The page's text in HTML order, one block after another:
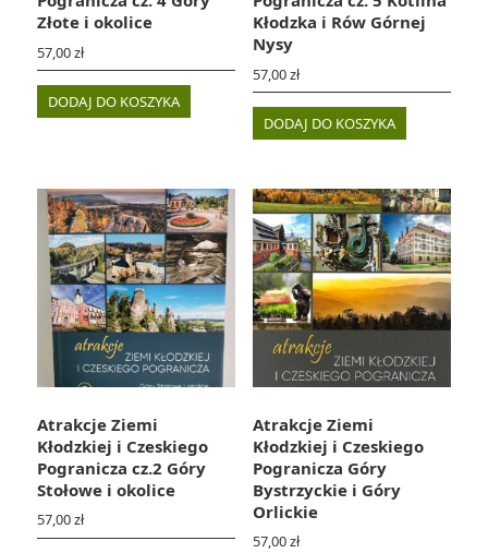
Złote i okolice
57,00zł
DODAJ DO KOSZYKA
Kłodzka i Rów Górnej
Nysy
57,00zł
DODAJ DO KOSZYKA
Atrakcje Ziemi
Kłodzkiej i Czeskiego
Pogranicza cz.2 Góry
Stołowe i okolice
57,00zł
Atrakcje Ziemi
Kłodzkiej i Czeskiego
Pogranicza Góry
Bystrzyckie i Góry
Orlickie
57,00zł